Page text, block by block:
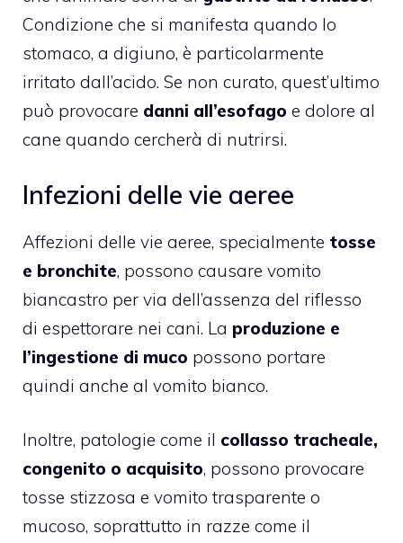
Condizione che si manifesta quando lo
stomaco, a digiuno, è particolarmente
irritato dall’acido. Se non curato, quest’ultimo
può provocare danni all’esofago e dolore al
cane quando cercherà di nutrirsi.
Infezioni delle vie aeree
Affezioni delle vie aeree, specialmente tosse
e bronchite, possono causare vomito
biancastro per via dell’assenza del riflesso
di espettorare nei cani. La produzione e
l’ingestione di muco possono portare
quindi anche al vomito bianco.
Inoltre, patologie come il collasso tracheale,
congenito o acquisito, possono provocare
tosse stizzosa e vomito trasparente o
mucoso, soprattutto in razze come il